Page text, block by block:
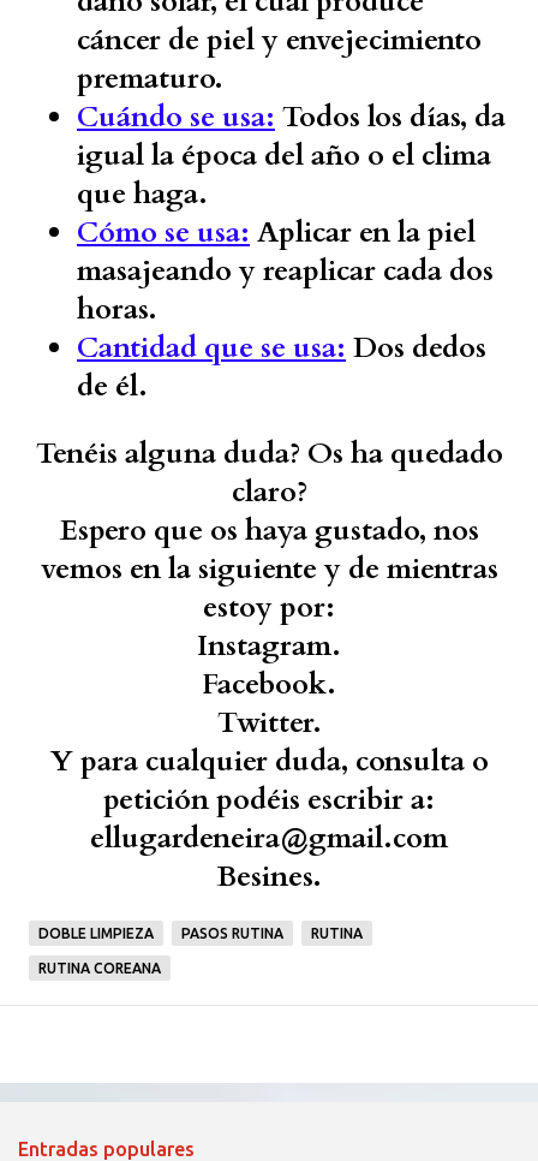
cáncer de piel y envejecimiento
prematuro.
Cuándo se usa: Todos los días, da
igual la época del año o el clima
que haga.
Cómo se usa: Aplicar en la piel
masajeando y reaplicar cada dos
horas.
Cantidad que se usa: Dos dedos
de él.
Tenéis alguna duda? Os ha quedado
claro?
Espero que os haya gustado, nos
vemos en la siguiente y de mientras
estoy por:
Instagram.
Facebook.
Twitter.
Y para cualquier duda, consulta o
petición podéis escribir a:
ellugardeneira@gmail.com
Besines.
DOBLE LIMPIEZA PASOS RUTINA RUTINA
RUTINA COREANA
Entradas populares